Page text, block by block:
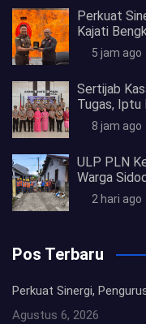
Perkuat
Kajati
5 jam ago
Sertijab
Tugas, Iptu
8 jam ago
ULP PLN
Warga
2 hari ago
Pos Terbaru
Perkuat Sinergi,
Agustus 6, 2026